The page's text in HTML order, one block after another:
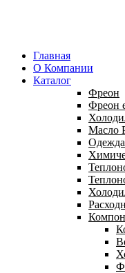
Главная
О Компании
Каталог
Фреон
Фреон
Масло